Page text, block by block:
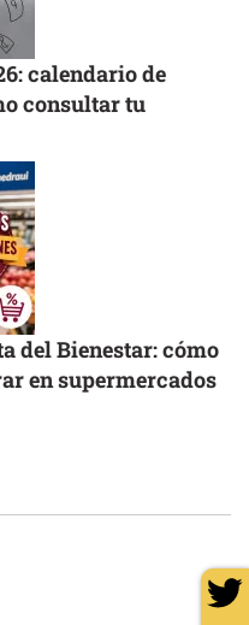
calendario de
consultar tu
del Bienestar: cómo
en supermercados